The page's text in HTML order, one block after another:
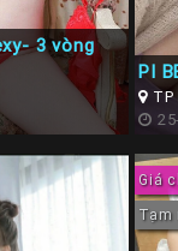
3 vòng
PI
Giá
Tạm